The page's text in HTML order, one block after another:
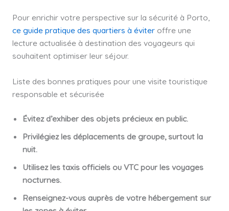
Pour enrichir votre perspective sur la sécurité à Porto,
ce guide pratique des quartiers à éviteroffre une
lecture actualisée à destination des voyageurs qui
souhaitent optimiser leur séjour.
Liste des bonnes pratiques pour une visite touristique
responsable et sécurisée
Évitez d’exhiber des objets précieux en public.
Privilégiez les déplacements de groupe, surtout la
nuit.
Utilisez les taxis officiels ou VTC pour les voyages
nocturnes.
Renseignez-vous auprès de votre hébergement sur